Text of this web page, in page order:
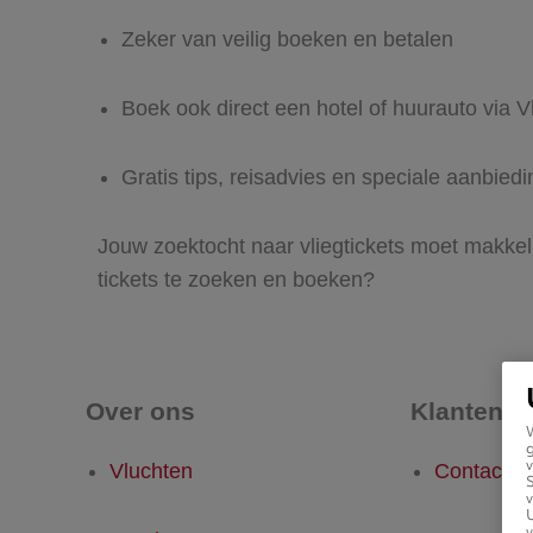
Zeker van veilig boeken en betalen
Boek ook direct een hotel of huurauto via
Gratis tips, reisadvies en speciale
Jouw zoektocht naar vliegtickets moet
tickets te zoeken en boeken?
Over ons
Vluchten Contact